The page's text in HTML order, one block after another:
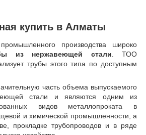
купить в Алматы
производства широко
из нержавеющей стали. ТОО
трубы этого типа по доступным
часть объема выпускаемого
стали и являются одним из
видов металлопроката в
и химической промышленности, а
прокладке трубопроводов и в ряде